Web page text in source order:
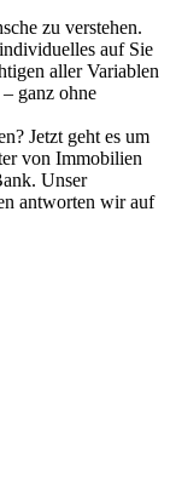
zu verstehen.
auf Sie
aller Variablen
ganz ohne
Jetzt geht es um
von Immobilien
Unser
antworten wir auf